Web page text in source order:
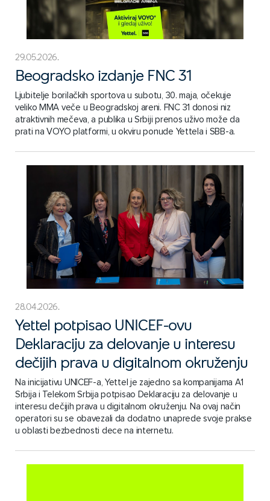
29.05.2026.
Beogradsko izdanje FNC 31
Ljubitelje borilačkih sportova u subotu, 30. maja, očekuje
veliko MMA veče u Beogradskoj areni. FNC 31 donosi niz
atraktivnih mečeva, a publika u Srbiji prenos uživo može da
prati na VOYO platformi, u okviru ponude Yettela i SBB-a.
28.04.2026.
Yettel potpisao UNICEF-ovu
Deklaraciju za delovanje u interesu
dečijih prava u digitalnom okruženju
Na inicijativu UNICEF-a, Yettel je zajedno sa kompanijama A1
Srbija i Telekom Srbija potpisao Deklaraciju za delovanje u
interesu dečijih prava u digitalnom okruženju. Na ovaj način
operatori su se obavezali da dodatno unaprede svoje prakse
u oblasti bezbednosti dece na internetu.